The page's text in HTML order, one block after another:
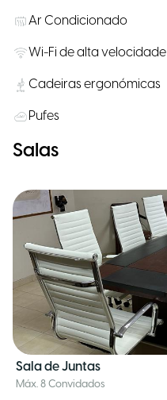
Ar Condicionado
Wi-Fi de alta velocidade
Cadeiras ergonómicas
Pufes
Salas
Sala de Juntas
Máx. 8 Convidados